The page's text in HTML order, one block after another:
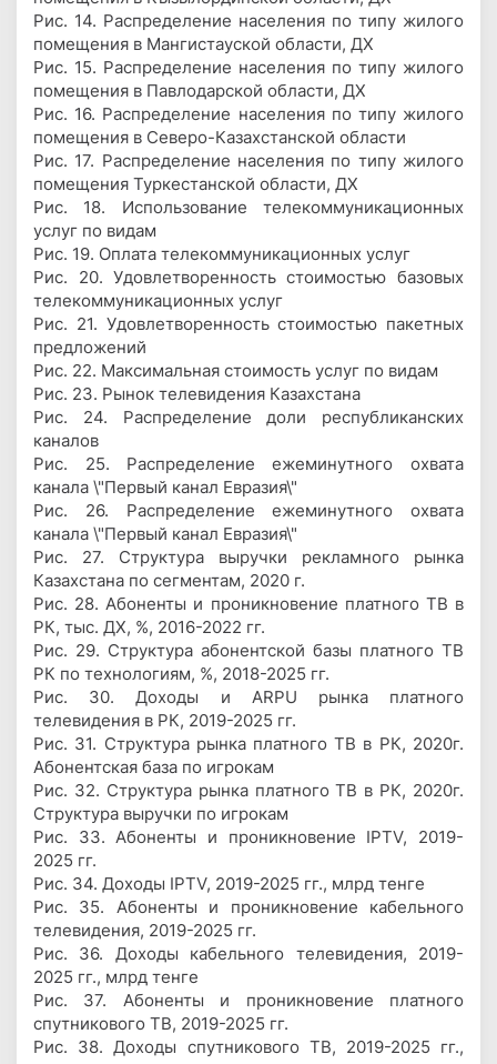
Рис. 14. Распределение населения по типу жилого
помещения в Мангистауской области, ДХ
Рис. 15. Распределение населения по типу жилого
помещения в Павлодарской области, ДХ
Рис. 16. Распределение населения по типу жилого
помещения в Северо-Казахстанской области
Рис. 17. Распределение населения по типу жилого
помещения Туркестанской области, ДХ
Рис. 18. Использование телекоммуникационных
услуг по видам
Рис. 19. Оплата телекоммуникационных услуг
Рис. 20. Удовлетворенность стоимостью базовых
телекоммуникационных услуг
Рис. 21. Удовлетворенность стоимостью пакетных
предложений
Рис. 22. Максимальная стоимость услуг по видам
Рис. 23. Рынок телевидения Казахстана
Рис. 24. Распределение доли республиканских
каналов
Рис. 25. Распределение ежеминутного охвата
канала \"Первый канал Евразия\"
Рис. 26. Распределение ежеминутного охвата
канала \"Первый канал Евразия\"
Рис. 27. Структура выручки рекламного рынка
Казахстана по сегментам, 2020 г.
Рис. 28. Абоненты и проникновение платного ТВ в
РК, тыс. ДХ, %, 2016-2022 гг.
Рис. 29. Структура абонентской базы платного ТВ
РК по технологиям, %, 2018-2025 гг.
Рис. 30. Доходы и ARPU рынка платного
телевидения в РК, 2019-2025 гг.
Рис. 31. Структура рынка платного ТВ в РК, 2020г.
Абонентская база по игрокам
Рис. 32. Структура рынка платного ТВ в РК, 2020г.
Структура выручки по игрокам
Рис. 33. Абоненты и проникновение IPTV, 2019-
2025 гг.
Рис. 34. Доходы IPTV, 2019-2025 гг., млрд тенге
Рис. 35. Абоненты и проникновение кабельного
телевидения, 2019-2025 гг.
Рис. 36. Доходы кабельного телевидения, 2019-
2025 гг., млрд тенге
Рис. 37. Абоненты и проникновение платного
спутникового ТВ, 2019-2025 гг.
Рис. 38. Доходы спутникового ТВ, 2019-2025 гг.,